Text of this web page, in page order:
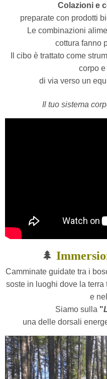
Colazioni e
preparate con prodotti
Le combinazioni
cottura fanno
Il cibo è trattato come
corpo e
di via verso un
Il tuo sistema
🌲
Camminate guidate tra i
soste in luoghi dove la
e
Siamo sulla "
una delle dorsali